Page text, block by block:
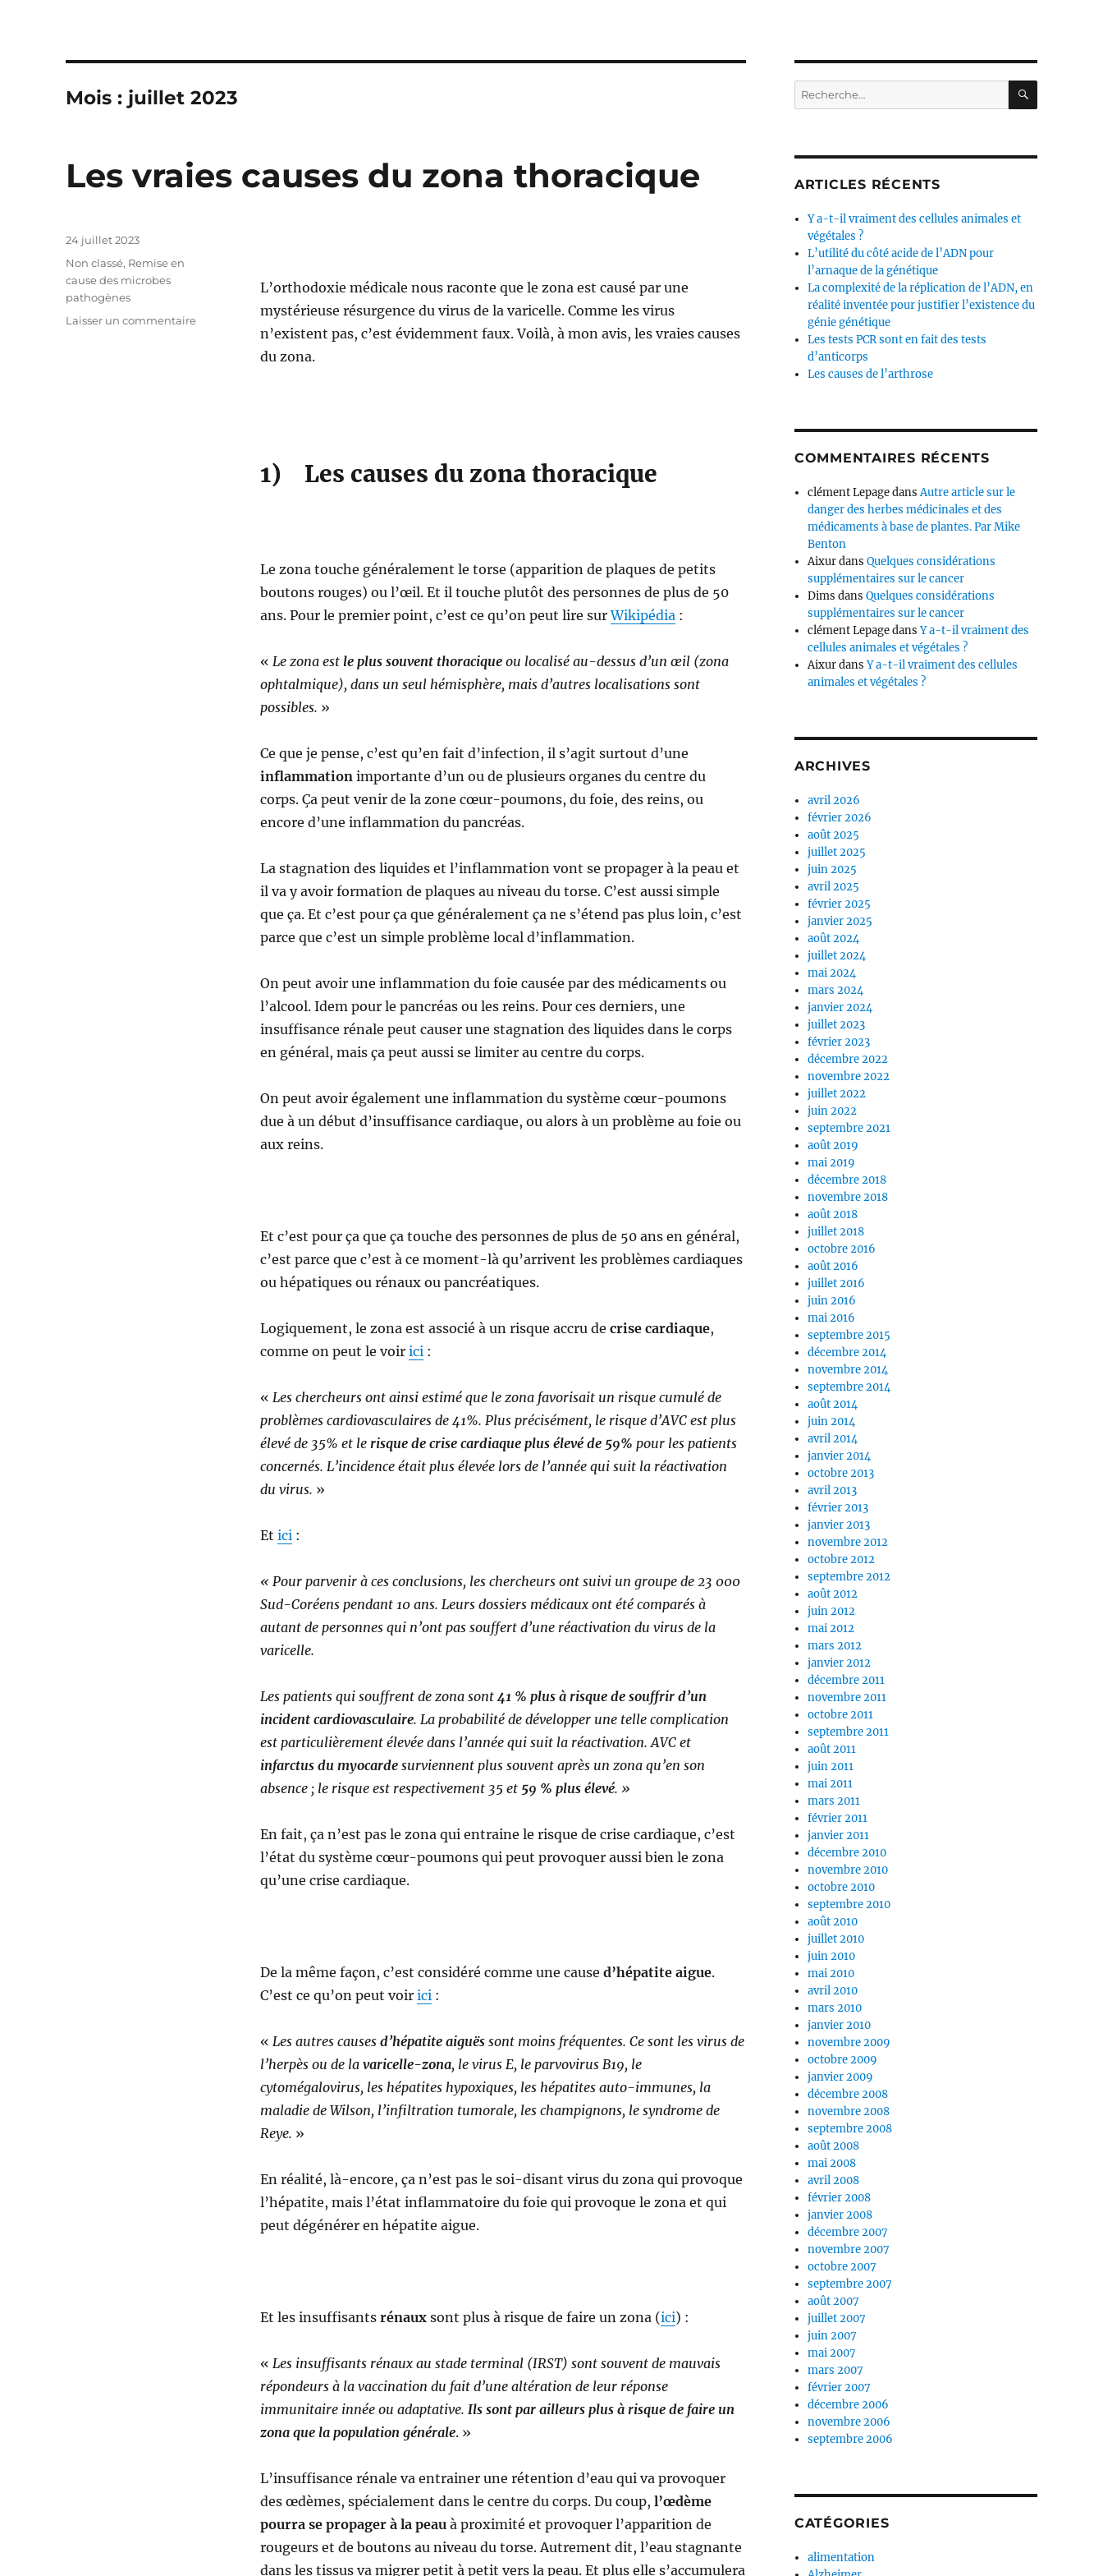
Mois : juillet 2023
Les vraies causes du zona thoracique
L’orthodoxie médicale nous raconte que le zona est causé par une
mystérieuse résurgence du virus de la varicelle. Comme les virus
n’existent pas, c’est évidemment faux. Voilà, à mon avis, les vraies causes
du zona.
1) Les causes du zona thoracique
Le zona touche généralement le torse (apparition de plaques de petits
boutons rouges) ou l’œil. Et il touche plutôt des personnes de plus de 50
ans. Pour le premier point, c’est ce qu’on peut lire surWikipédia:
« Le zona est le plus souvent thoraciqueou localisé au-dessus d’un œil (zona
ophtalmique), dans un seul hémisphère, mais d’autres localisations sont
possibles. »
Ce que je pense, c’est qu’en fait d’infection, il s’agit surtout d’une
inflammationimportante d’un ou de plusieurs organes du centre du
corps. Ça peut venir de la zone cœur-poumons, du foie, des reins, ou
encore d’une inflammation du pancréas.
La stagnation des liquides et l’inflammation vont se propager à la peau et
il va y avoir formation de plaques au niveau du torse. C’est aussi simple
que ça. Et c’est pour ça que généralement ça ne s’étend pas plus loin, c’est
parce que c’est un simple problème local d’inflammation.
On peut avoir une inflammation du foie causée par des médicaments ou
l’alcool. Idem pour le pancréas ou les reins. Pour ces derniers, une
insuffisance rénale peut causer une stagnation des liquides dans le corps
en général, mais ça peut aussi se limiter au centre du corps.
On peut avoir également une inflammation du système cœur-poumons
due à un début d’insuffisance cardiaque, ou alors à un problème au foie ou
aux reins.
Et c’est pour ça que ça touche des personnes de plus de 50 ans en général,
c’est parce que c’est à ce moment-là qu’arrivent les problèmes cardiaques
ou hépatiques ou rénaux ou pancréatiques.
Logiquement, le zona est associé à un risque accru de crise cardiaque,
comme on peut le voir ici:
« Les chercheurs ont ainsi estimé que le zona favorisait un risque cumulé de
problèmes cardiovasculaires de 41%. Plus précisément, le risque d’AVC est plus
élevé de 35% et le risque de crise cardiaque plus élevé de 59% pour les patients
concernés. L’incidence était plus élevée lors de l’année qui suit la réactivation
du virus. »
Et ici:
« Pour parvenir à ces conclusions, les chercheurs ont suivi un groupe de 23 000
Sud-Coréens pendant 10 ans. Leurs dossiers médicaux ont été comparés à
autant de personnes qui n’ont pas souffert d’une réactivation du virus de la
varicelle.
Les patients qui souffrent de zona sont 41 % plus à risque de souffrir d’un
incident cardiovasculaire. La probabilité de développer une telle complication
est particulièrement élevée dans l’année qui suit la réactivation. AVC et
infarctus du myocardesurviennent plus souvent après un zona qu’en son
absence ; le risque est respectivement 35 et 59 % plus élevé. »
En fait, ça n’est pas le zona qui entraine le risque de crise cardiaque, c’est
l’état du système cœur-poumons qui peut provoquer aussi bien le zona
qu’une crise cardiaque.
De la même façon, c’est considéré comme une cause d’hépatite aigue.
C’est ce qu’on peut voir ici:
« Les autres causes d’hépatite aiguëssont moins fréquentes. Ce sont les virus de
l’herpès ou de la varicelle-zona, le virus E, le parvovirus B19, le
cytomégalovirus, les hépatites hypoxiques, les hépatites auto-immunes, la
maladie de Wilson, l’infiltration tumorale, les champignons, le syndrome de
Reye. »
En réalité, là-encore, ça n’est pas le soi-disant virus du zona qui provoque
l’hépatite, mais l’état inflammatoire du foie qui provoque le zona et qui
peut dégénérer en hépatite aigue.
Et les insuffisants rénauxsont plus à risque de faire un zona (ici) :
« Les insuffisants rénaux au stade terminal (IRST) sont souvent de mauvais
répondeurs à la vaccination du fait d’une altération de leur réponse
immunitaire innée ou adaptative. Ils sont par ailleurs plus à risque de faire un
zona que la population générale. »
L’insuffisance rénale va entrainer une rétention d’eau qui va provoquer
des œdèmes, spécialement dans le centre du corps. Du coup, l’œdème
pourra se propager à la peauà proximité et provoquer l’apparition de
rougeurs et de boutons au niveau du torse. Autrement dit, l’eau stagnante
dans les tissus va migrer petit à petit vers la peau. Et plus elle s’accumulera
Publié
le
24 juillet 2023
Catégories
Non classé, Remise en
cause des microbes
pathogènes
Laisser un commentaire
Recherche
pour :
ARTICLES RÉCENTS
Y a-t-il vraiment des cellules animales et
végétales ?
L’utilité du côté acide de l’ADN pour
l’arnaque de la génétique
La complexité de la réplication de l’ADN, en
réalité inventée pour justifier l’existence du
génie génétique
Les tests PCR sont en fait des tests
d’anticorps
Les causes de l’arthrose
COMMENTAIRES RÉCENTS
clément LepagedansAutre article sur le
danger des herbes médicinales et des
médicaments à base de plantes. Par Mike
Benton
AixurdansQuelques considérations
supplémentaires sur le cancer
Dims dansQuelques considérations
supplémentaires sur le cancer
clément LepagedansY a-t-il vraiment des
cellules animales et végétales ?
AixurdansY a-t-il vraiment des cellules
animales et végétales ?
ARCHIVES
avril 2026
février 2026
août 2025
juillet 2025
juin 2025
avril 2025
février 2025
janvier 2025
août 2024
juillet 2024
mai 2024
mars 2024
janvier 2024
juillet 2023
février 2023
décembre 2022
novembre 2022
juillet 2022
juin 2022
septembre 2021
août 2019
mai 2019
décembre 2018
novembre 2018
août 2018
juillet 2018
octobre 2016
août 2016
juillet 2016
juin 2016
mai 2016
septembre 2015
décembre 2014
novembre 2014
septembre 2014
août 2014
juin 2014
avril 2014
janvier 2014
octobre 2013
avril 2013
février 2013
janvier 2013
novembre 2012
octobre 2012
septembre 2012
août 2012
juin 2012
mai 2012
mars 2012
janvier 2012
décembre 2011
novembre 2011
octobre 2011
septembre 2011
août 2011
juin 2011
mai 2011
mars 2011
février 2011
janvier 2011
décembre 2010
novembre 2010
octobre 2010
septembre 2010
août 2010
juillet 2010
juin 2010
mai 2010
avril 2010
mars 2010
janvier 2010
novembre 2009
octobre 2009
janvier 2009
décembre 2008
novembre 2008
septembre 2008
août 2008
mai 2008
avril 2008
février 2008
janvier 2008
décembre 2007
novembre 2007
octobre 2007
septembre 2007
août 2007
juillet 2007
juin 2007
mai 2007
mars 2007
février 2007
décembre 2006
novembre 2006
septembre 2006
CATÉGORIES
alimentation